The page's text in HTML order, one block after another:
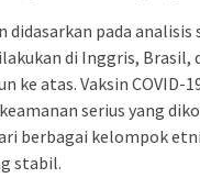
didasarkan pada
di Inggris, Brasil,
ke atas. Vaksin
serius yang
berbagai kelompok
stabil.